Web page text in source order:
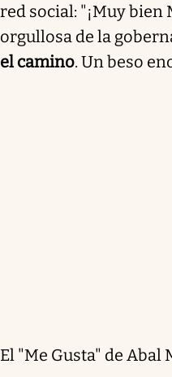
red social: "¡Muy bien
orgullosa de la
el camino. Un beso
El "Me Gusta" de Abal